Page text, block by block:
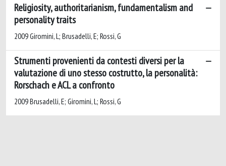
Religiosity, authoritarianism, fundamentalism and
personality traits
2009 Giromini, L; Brusadelli, E; Rossi, G
Strumenti provenienti da contesti diversi per la
valutazione di uno stesso costrutto, la personalità:
Rorschach e ACL a confronto
2009 Brusadelli, E; Giromini, L; Rossi, G